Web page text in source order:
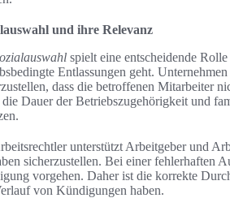
und ihre Relevanz
spielt eine entscheidende
Entlassungen geht.
dass die betroffenen Mitarbeiter
Dauer der Betriebszugehörigkeit und
unterstützt Arbeitgeber und
sicherzustellen. Bei einer fehlerhaften
vorgehen. Daher ist die korrekte
von Kündigungen haben.